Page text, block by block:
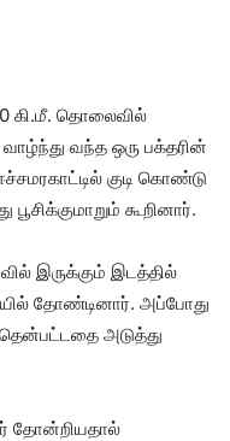
கி.மீ. தொலைவில்
வந்த ஒரு பக்தரின்
குடி கொண்டு
கூறினார்.
இருக்கும் இடத்தில்
தோண்டினார். அப்போது
அடுத்து
தோன்றியதால்